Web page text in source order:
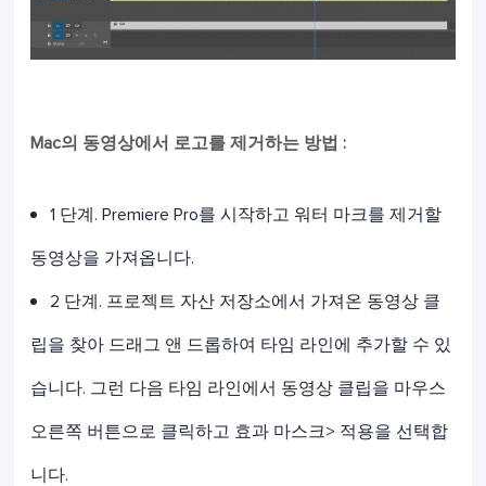
Mac의 동영상에서 로고를 제거하는 방법 :
1 단계. Premiere Pro를 시작하고 워터 마크를 제거할
동영상을 가져옵니다.
2 단계. 프로젝트 자산 저장소에서 가져온 동영상 클
립을 찾아 드래그 앤 드롭하여 타임 라인에 추가할 수 있
습니다. 그런 다음 타임 라인에서 동영상 클립을 마우스
오른쪽 버튼으로 클릭하고 효과 마스크> 적용을 선택합
니다.